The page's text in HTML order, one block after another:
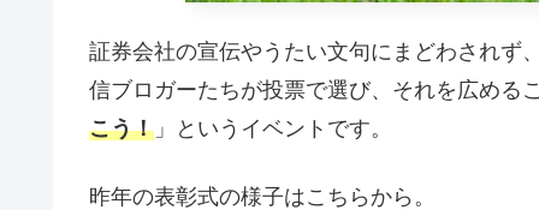
証券会社の宣伝やうたい文句にまどわされず
信ブロガーたちが投票で選び、それを広める
こう！ 」というイベントです。
昨年の表彰式の様子はこちらから。